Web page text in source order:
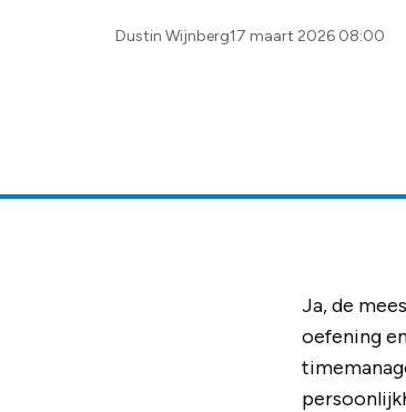
Posted
Dustin Wijnberg17 maart 2026 08:00
Ja, de
oefening